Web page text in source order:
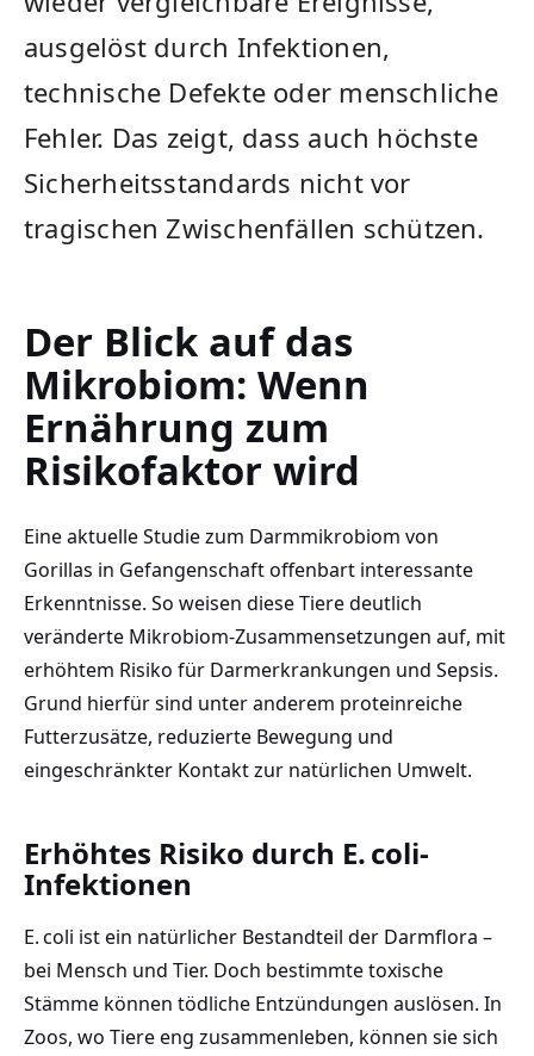
ausgelöst durch Infektionen,
technische Defekte oder menschliche
Fehler. Das zeigt, dass auch höchste
Sicherheitsstandards nicht vor
tragischen Zwischenfällen schützen.
Der Blick auf das
Mikrobiom: Wenn
Ernährung zum
Risikofaktor wird
Eine aktuelle Studie zum Darmmikrobiom von
Gorillas in Gefangenschaft offenbart interessante
Erkenntnisse. So weisen diese Tiere deutlich
veränderte Mikrobiom-Zusammensetzungen auf, mit
erhöhtem Risiko für Darmerkrankungen und Sepsis.
Grund hierfür sind unter anderem proteinreiche
Futterzusätze, reduzierte Bewegung und
eingeschränkter Kontakt zur natürlichen Umwelt.
Erhöhtes Risiko durch E. coli-
Infektionen
E. coli ist ein natürlicher Bestandteil der Darmflora –
bei Mensch und Tier. Doch bestimmte toxische
Stämme können tödliche Entzündungen auslösen. In
Zoos, wo Tiere eng zusammenleben, können sie sich